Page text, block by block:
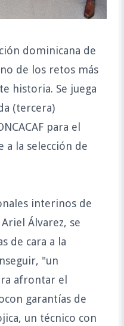
dominicana de
de los retos más
historia. Se juega
(tercera)
para el
a la selección de
interinos de
Álvarez, se
de cara a la
"un
afrontar el
garantías de
un técnico con